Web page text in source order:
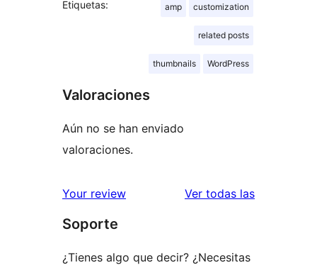
Etiquetas: amp customization
related posts
thumbnails WordPress
Valoraciones
Aún no se han enviado
valoraciones.
Your review Ver todas las
Soporte
¿Tienes algo que decir? ¿Necesitas